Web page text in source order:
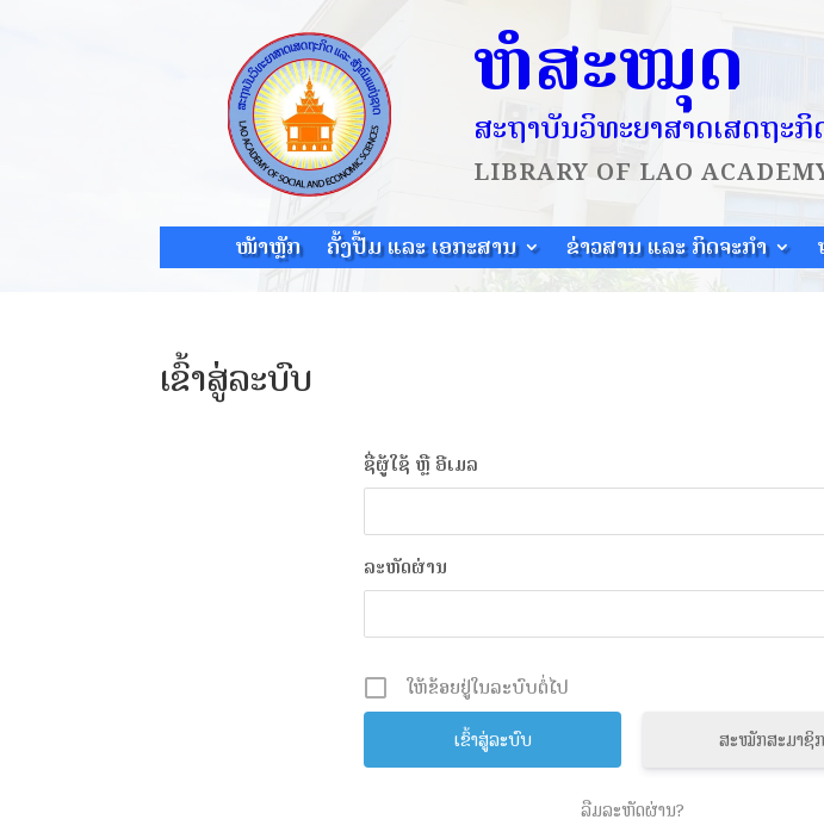
ຫໍສະໝຸດ
ສະຖາບັນວິທະຍາສາດເສດຖະ
LIBRARY OF LAO
ໜ້າຫຼັກ ຄັ້ງປື້ມ ແລະ ເອກະສານ ຂ່າວສານ ແລະ ກິດຈະກຳ
ເຂົ້າສູ່ລະບົບ
ຊື່ຜູ້ໃຊ້ ຫຼື ອີເມລ
ລະຫັດຜ່ານ
ໃຫ້ຂ້ອຍຢູ່ໃນລະບົບຕໍ່ໄປ
ສະໝັກສະມາຊິກ
ລືມລະຫັດຜ່ານ?